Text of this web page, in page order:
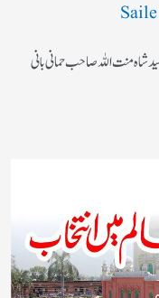
شاہ منت اللہ صاحب حمانی بانی